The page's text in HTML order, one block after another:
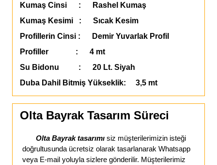
Kumaş Cinsi : Rashel Kumaş
Kumaş Kesimi : Sıcak Kesim
Profillerin Cinsi : Demir Yuvarlak Profil
Profiller : 4 mt
Su Bidonu : 20 Lt. Siyah
Duba Dahil Bitmiş Yükseklik: 3,5 mt
Olta Bayrak Tasarım Süreci
Olta Bayrak tasarımı siz müşterilerimizin isteği
doğrultusunda ücretsiz olarak tasarlanarak Whatsapp
veya E-mail yoluyla sizlere gönderilir. Müşterilerimiz